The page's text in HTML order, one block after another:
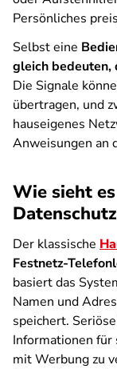
Persönliches
Selbst eine
gleich bedeuten,
Die Signale
übertragen, und
hauseigenes
Anweisungen an
Wie sieht
Der klassische
Festnetz-
basiert das
Namen und
speichert.
Informationen für
mit Werbung zu